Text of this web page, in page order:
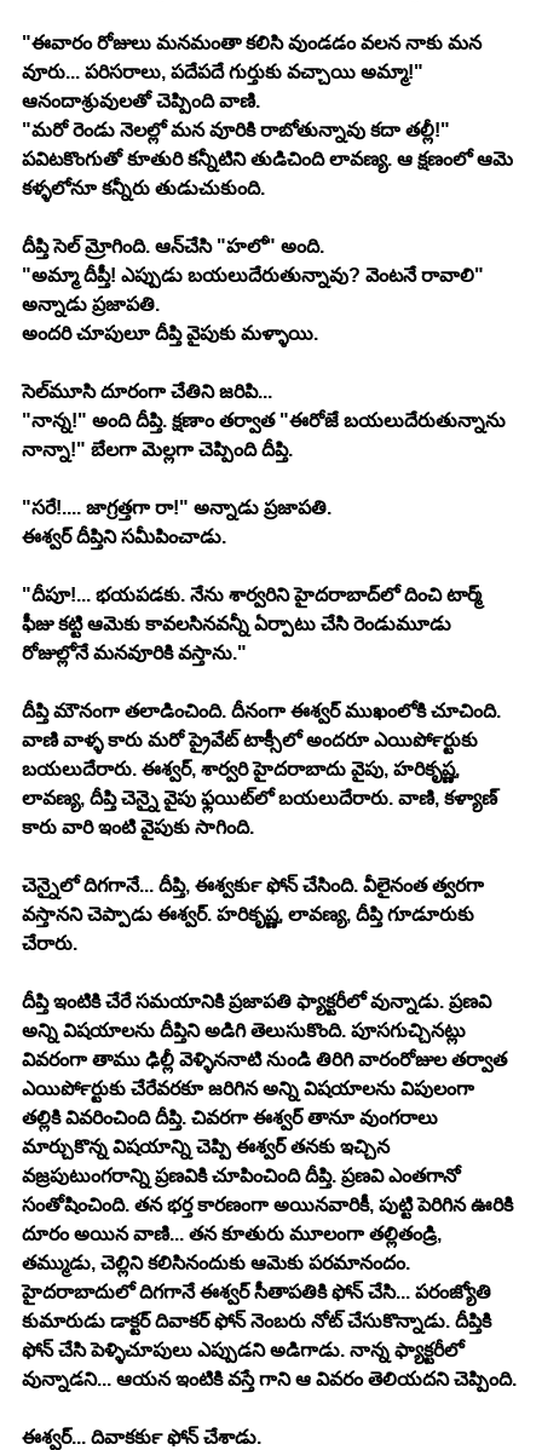
"ఈవారం రోజులు మనమంతా కలిసి వుండడం వలన నాకు మన
వూరు... పరిసరాలు, పదేపదే గుర్తుకు వచ్చాయి అమ్మా!"
ఆనందాశ్రువులతో చెప్పింది వాణి.
"మరో రెండు నెలల్లో మన వూరికి రాబోతున్నావు కదా తల్లీ!"
పవిటకొంగుతో కూతురి కన్నీటిని తుడిచింది లావణ్య. ఆ క్షణంలో ఆమె
కళ్ళలోనూ కన్నీరు తుడుచుకుంది.
దీప్తి సెల్ మ్రోగింది. ఆన్‍చేసి "హలో" అంది.
"అమ్మా దీప్తీ! ఎప్పుడు బయలుదేరుతున్నావు? వెంటనే రావాలి"
అన్నాడు ప్రజాపతి.
అందరి చూపులూ దీప్తి వైపుకు మళ్ళాయి.
సెల్‍మూసి దూరంగా చేతిని జరిపి...
"నాన్న!" అంది దీప్తి. క్షణాం తర్వాత "ఈరోజే బయలుదేరుతున్నాను
నాన్నా!" బేలగా మెల్లగా చెప్పింది దీప్తి.
"సరే!.... జాగ్రత్తగా రా!" అన్నాడు ప్రజాపతి.
ఈశ్వర్ దీప్తిని సమీపించాడు.
"దీపూ!... భయపడకు. నేను శార్వరిని హైదరాబాద్‍లో దించి టార్మ్
ఫీజు కట్టి ఆమెకు కావలసినవన్నీ ఏర్పాటు చేసి రెండుమూడు
రోజుల్లోనే మనవూరికి వస్తాను."
దీప్తి మౌనంగా తలాడించింది. దీనంగా ఈశ్వర్ ముఖంలోకి చూచింది.
వాణి వాళ్ళ కారు మరో ప్రైవేట్ టాక్సీలో అందరూ ఎయిర్‍పోర్టుకు
బయలుదేరారు. ఈశ్వర్, శార్వరి హైదరాబాదు వైపు, హరికృష్ణ,
లావణ్య, దీప్తి చెన్నై వైపు ఫ్లయిట్‍లో బయలుదేరారు. వాణి, కళ్యాణ్
కారు వారి ఇంటి వైపుకు సాగింది.
చెన్నైలో దిగగానే... దీప్తి, ఈశ్వర్‍కు ఫోన్ చేసింది. వీలైనంత త్వరగా
వస్తానని చెప్పాడు ఈశ్వర్. హరికృష్ణ, లావణ్య, దీప్తి గూడూరుకు
చేరారు.
దీప్తి ఇంటికి చేరే సమయానికి ప్రజాపతి ఫ్యాక్టరీలో వున్నాడు. ప్రణవి
అన్ని విషయాలను దీప్తిని అడిగి తెలుసుకొంది. పూసగుచ్చినట్లు
వివరంగా తాము ఢిల్లీ వెళ్ళిననాటి నుండి తిరిగి వారంరోజుల తర్వాత
ఎయిర్‍పోర్టుకు చేరేవరకూ జరిగిన అన్ని విషయాలను విపులంగా
తల్లికి వివరించింది దీప్తి. చివరగా ఈశ్వర్ తానూ వుంగరాలు
మార్చుకొన్న విషయాన్ని చెప్పి ఈశ్వర్ తనకు ఇచ్చిన
వజ్రపుటుంగరాన్ని ప్రణవికి చూపించింది దీప్తి. ప్రణవి ఎంతగానో
సంతోషించింది. తన భర్త కారణంగా అయినవారికీ, పుట్టి పెరిగిన ఊరికి
దూరం అయిన వాణి... తన కూతురు మూలంగా తల్లితండ్రి,
తమ్ముడు, చెల్లిని కలిసినందుకు ఆమెకు పరమానందం.
హైదరాబాదులో దిగగానే ఈశ్వర్ సీతాపతికి ఫోన్ చేసి... పరంజ్యోతి
కుమారుడు డాక్టర్ దివాకర్ ఫోన్ నెంబరు నోట్ చేసుకొన్నాడు. దీప్తికి
ఫోన్ చేసి పెళ్ళిచూపులు ఎప్పుడని అడిగాడు. నాన్న ఫ్యాక్టరీలో
వున్నాడని... ఆయన ఇంటికి వస్తే గాని ఆ వివరం తెలియదని చెప్పింది.
ఈశ్వర్... దివాకర్‍కు ఫోన్ చేశాడు.